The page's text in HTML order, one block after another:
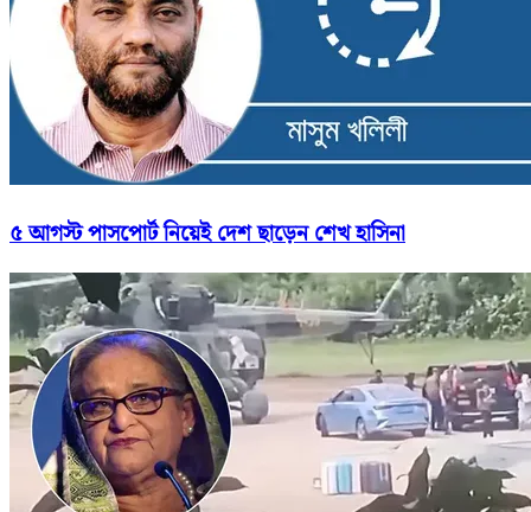
৫ আগস্ট পাসপোর্ট নিয়েই দেশ ছাড়েন শেখ হাসিনা